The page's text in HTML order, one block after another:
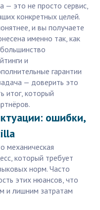
— это не просто сервис,
конкретных целей.
и вы получаете
именно так, как
и
гарантии
— доверить это
итог, который
ошибки,
механическая
который требует
норм. Часто
этих нюансов, что
и лишним затратам